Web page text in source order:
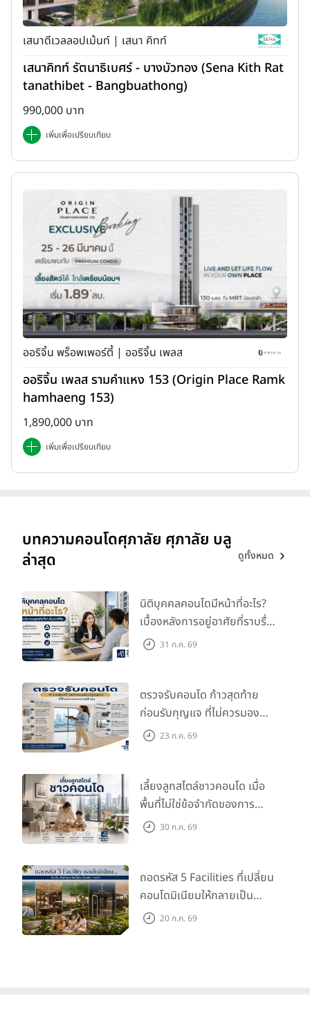
เสนาดีเวลลอปเม้นท์ | เสนา คิทท์
เสนาคิทท์ รัตนาธิเบศร์ - บางบัวทอง (Sena Kith Rat
tanathibet - Bangbuathong)
990,000 บาท
เพิ่มเพื่อเปรียบเทียบ
ออริจิ้น พร็อพเพอร์ตี้ | ออริจิ้น เพลส
ออริจิ้น เพลส รามคำแหง 153 (Origin Place Ramk
hamhaeng 153)
1,890,000 บาท
เพิ่มเพื่อเปรียบเทียบ
บทความคอนโดศุภาลัย ศุภาลัย บลู
ล่าสุด
ดูทั้งหมด
นิติบุคคลคอนโดมีหน้าที่อะไร?
เบื้องหลังการอยู่อาศัยที่ราบรื่น
กว่าที่คิด31 ก.ค. 69
ตรวจรับคอนโด ก้าวสุดท้าย
ก่อนรับกุญแจ ที่ไม่ควรมอง
ข้าม 23 ก.ค. 69
เลี้ยงลูกสไตล์ชาวคอนโด เมื่อ
พื้นที่ไม่ใช่ข้อจำกัดของการ
เติบโต30 ก.ค. 69
ถอดรหัส 5 Facilities ที่เปลี่ยน
คอนโดมิเนียมให้กลายเป็น
‘โอเอซิส’ ส่วนตัวกลางเมือง
20 ก.ค. 69